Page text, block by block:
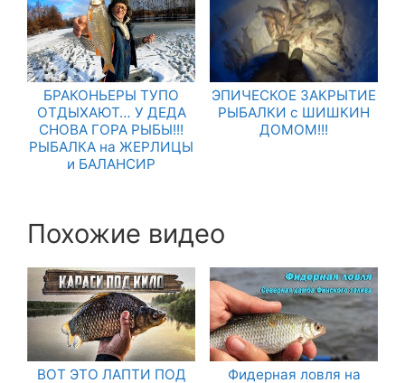
БРАКОНЬЕРЫ ТУПО
ОТДЫХАЮТ… У ДЕДА
СНОВА ГОРА РЫБЫ!!!
РЫБАЛКА на ЖЕРЛИЦЫ
и БАЛАНСИР
ЭПИЧЕСКОЕ ЗАКРЫТИЕ
РЫБАЛКИ с ШИШКИН
ДОМОМ!!!
Похожие видео
ВОТ ЭТО ЛАПТИ ПОД
Фидерная ловля на